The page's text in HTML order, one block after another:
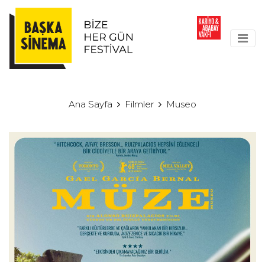
Ana Sayfa Filmler Museo